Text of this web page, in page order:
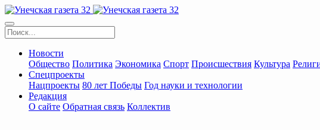
Новости
Общество Политика Экономика Спорт Происшествия Культура
Спецпроекты
Нацпроекты 80 лет Победы Год науки и технологии
Редакция
О сайте Обратная связь Коллектив